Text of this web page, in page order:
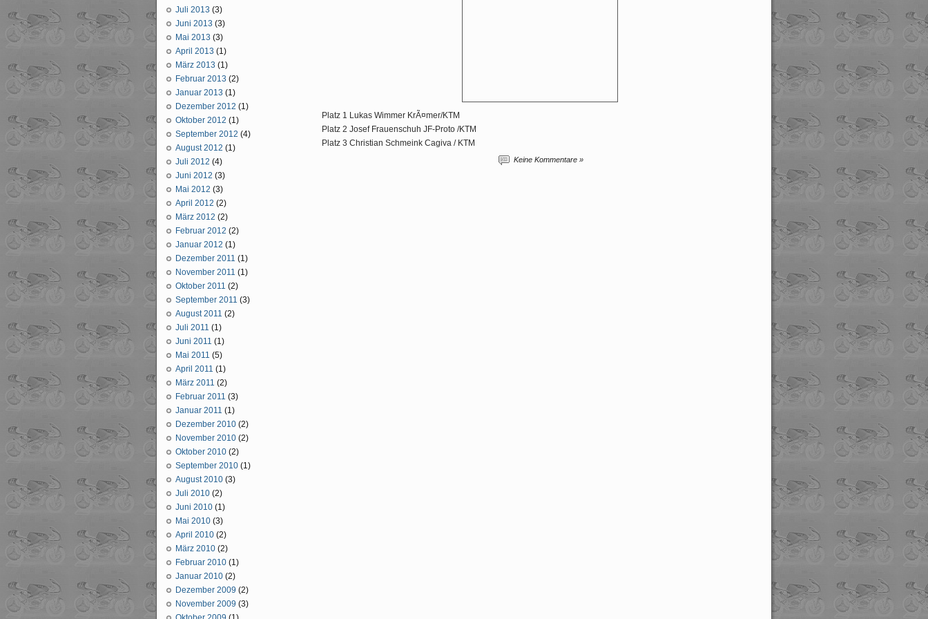
Juli 2013 (3)
Juni 2013 (3)
Mai 2013 (3)
April 2013 (1)
März 2013 (1)
Februar 2013 (2)
Januar 2013 (1)
Dezember 2012 (1)
Oktober 2012 (1)
September 2012 (4)
August 2012 (1)
Juli 2012 (4)
Juni 2012 (3)
Mai 2012 (3)
April 2012 (2)
März 2012 (2)
Februar 2012 (2)
Januar 2012 (1)
Dezember 2011 (1)
November 2011 (1)
Oktober 2011 (2)
September 2011 (3)
August 2011 (2)
Juli 2011 (1)
Juni 2011 (1)
Mai 2011 (5)
April 2011 (1)
März 2011 (2)
Februar 2011 (3)
Januar 2011 (1)
Dezember 2010 (2)
November 2010 (2)
Oktober 2010 (2)
September 2010 (1)
August 2010 (3)
Juli 2010 (2)
Juni 2010 (1)
Mai 2010 (3)
April 2010 (2)
März 2010 (2)
Februar 2010 (1)
Januar 2010 (2)
Dezember 2009 (2)
November 2009 (3)
Platz 1 Lukas Wimmer KrÃ¤mer/KTM
Platz 2 Josef Frauenschuh JF-Proto /KTM
Platz 3 Christian Schmeink Cagiva / KTM
Keine Kommentare »